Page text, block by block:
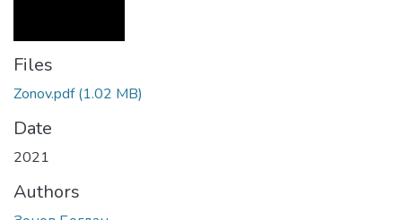
Files
Zonov.pdf(1.02 MB)
Date
2021
Authors